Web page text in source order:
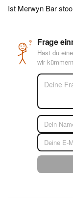
Ist Merwyn Bar
? Frage
Hast du
wir